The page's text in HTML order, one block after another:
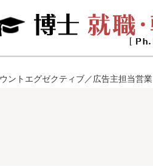
ントエグゼクティブ／広告主担当営業